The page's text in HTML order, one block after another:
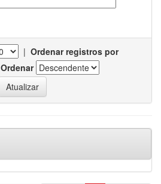
| Ordenar registros por
Ordenar